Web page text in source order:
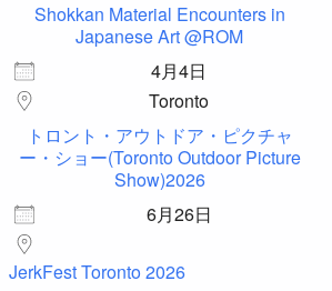
Shokkan Material Encounters in
Japanese Art @ROM
4月4日
Toronto
トロント・アウトドア・ピクチャ
ー・ショー(Toronto Outdoor Picture
Show)2026
6月26日
JerkFest Toronto 2026